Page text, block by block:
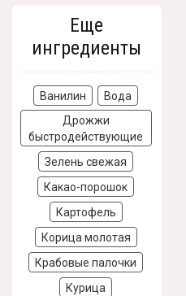
Еще
ингредиенты
Ванилин
Вода
Дрожжи
быстродействующие
Зелень свежая
Какао-порошок
Картофель
Корица молотая
Крабовые палочки
Курица